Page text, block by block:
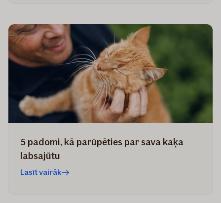
​​​5 padomi, kā parūpēties par sava kaķa
labsajūtu
Lasīt vairāk